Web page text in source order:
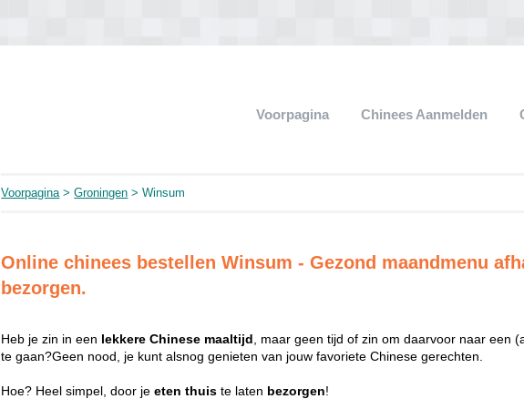
Voorpagina Chinees Aanmelden
Voorpagina>Groningen > Winsum
Online chinees bestellen Winsum - Gezond maandmenu
bezorgen.
Heb je zin in een lekkere Chinese maaltijd , maar geen tijd of zin om daarvoor naar een
te gaan?Geen nood, je kunt alsnog genieten van jouw favoriete Chinese gerechten.
Hoe? Heel simpel, door jeeten thuis te laten bezorgen!